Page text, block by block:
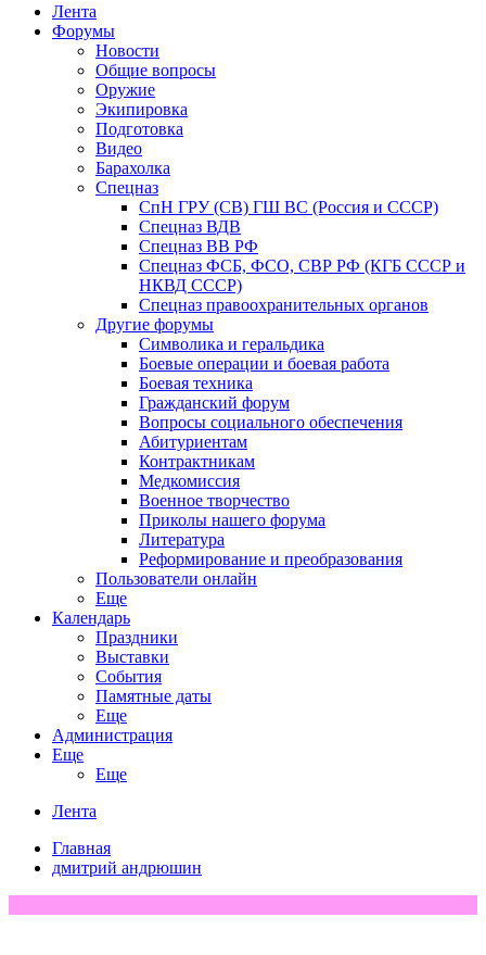
Лента
Форумы
Новости
Общие вопросы
Оружие
Экипировка
Подготовка
Видео
Барахолка
Спецназ
СпН ГРУ (СВ) ГШ ВС (Россия и СССР)
Спецназ ВДВ
Спецназ ВВ РФ
Спецназ ФСБ, ФСО, СВР РФ (КГБ СССР и
НКВД СССР)
Спецназ правоохранительных органов
Другие форумы
Символика и геральдика
Боевые операции и боевая работа
Боевая техника
Гражданский форум
Вопросы социального обеспечения
Абитуриентам
Контрактникам
Медкомиссия
Военное творчество
Приколы нашего форума
Литература
Реформирование и преобразования
Пользователи онлайн
Еще
Календарь
Праздники
Выставки
События
Памятные даты
Еще
Администрация
Еще
Еще
Лента
Главная
дмитрий андрюшин